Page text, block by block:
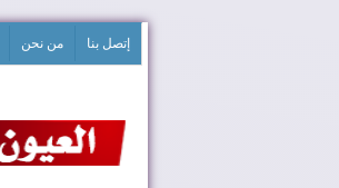
إتصل بنا من نحن